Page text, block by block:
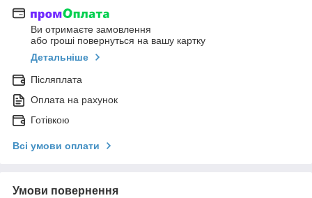
Ви отримаєте замовлення
або гроші повернуться на вашу картку
Детальніше
Післяплата
Оплата на рахунок
Готівкою
Всі умови оплати
Умови повернення